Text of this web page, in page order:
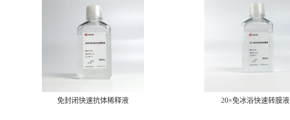
免封闭快速抗体稀释液 20×免冰浴快速转膜液